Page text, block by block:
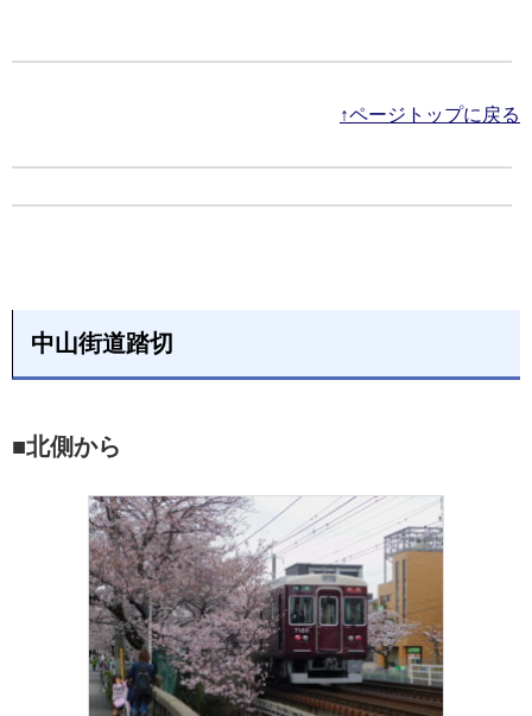
↑ページトップに戻る
中山街道踏切
■北側から